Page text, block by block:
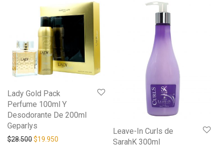
Lady Gold Pack
Perfume 100ml Y
Desodorante De 200ml
Geparlys
$28.500$19.950
Leave-In Curls de
SarahK 300ml